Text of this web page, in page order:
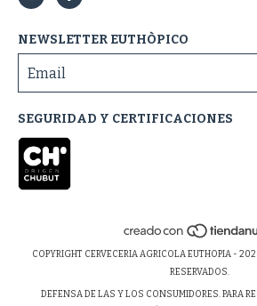
NEWSLETTER EUTHÒPICO
SEGURIDAD Y CERTIFICACIONES
COPYRIGHT CERVECERIA AGRICOLA EUTHOPIA -
RESERVADOS.
DEFENSA DE LAS Y LOS CONSUMIDORES. PARA